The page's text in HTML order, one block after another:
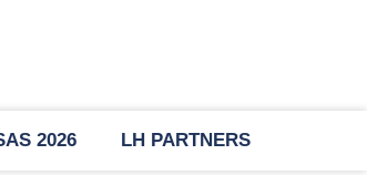
2026 LH PARTNERS